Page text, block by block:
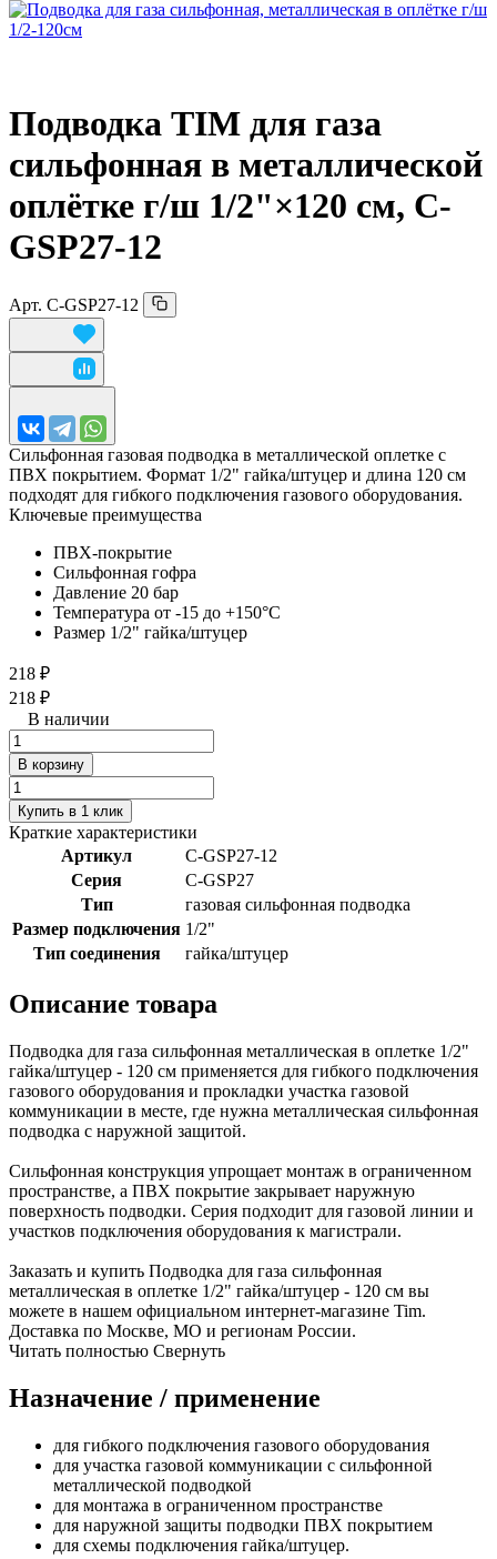
Подводка TIM для газа
сильфонная в металлической
оплётке г/ш 1/2"×120 см, C-
GSP27-12
Арт. C-GSP27-12
Сильфонная газовая подводка в металлической оплетке с
ПВХ покрытием. Формат 1/2" гайка/штуцер и длина 120 см
подходят для гибкого подключения газового оборудования.
Ключевые преимущества
ПВХ-покрытие
Сильфонная гофра
Давление 20 бар
Температура от -15 до +150°C
Размер 1/2" гайка/штуцер
218 ₽
218 ₽
В наличии
В корзину
Купить в 1 клик
Краткие характеристики
Артикул
C-GSP27-12
Серия
C-GSP27
Тип
газовая сильфонная подводка
Размер подключения 1/2"
Тип соединения
гайка/штуцер
Описание товара
Подводка для газа сильфонная металлическая в оплетке 1/2"
гайка/штуцер - 120 см применяется для гибкого подключения
газового оборудования и прокладки участка газовой
коммуникации в месте, где нужна металлическая сильфонная
подводка с наружной защитой.
Сильфонная конструкция упрощает монтаж в ограниченном
пространстве, а ПВХ покрытие закрывает наружную
поверхность подводки. Серия подходит для газовой линии и
участков подключения оборудования к магистрали.
Заказать и купить Подводка для газа сильфонная
металлическая в оплетке 1/2" гайка/штуцер - 120 см вы
можете в нашем официальном интернет-магазине Tim.
Доставка по Москве, МО и регионам России.
Читать полностью Свернуть
Назначение / применение
для гибкого подключения газового оборудования
для участка газовой коммуникации с сильфонной
металлической подводкой
для монтажа в ограниченном пространстве
для наружной защиты подводки ПВХ покрытием
для схемы подключения гайка/штуцер.